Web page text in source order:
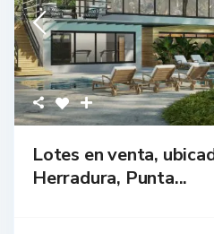
Lotes en venta,
Herradura, Punta...